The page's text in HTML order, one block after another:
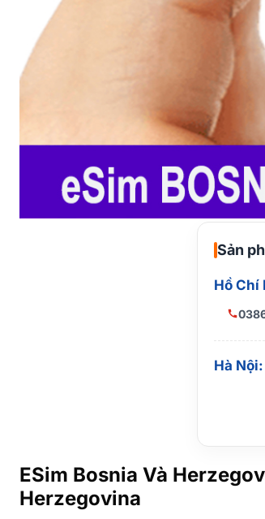
Sản
Hồ Chí
Hà Nội:
ESim Bosnia Và
Herzegovina